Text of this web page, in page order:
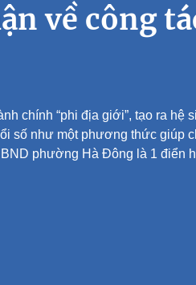
về công
chính “phi địa giới”, tạo ra hệ
số như một phương thức giúp
phường Hà Đông là 1 điển